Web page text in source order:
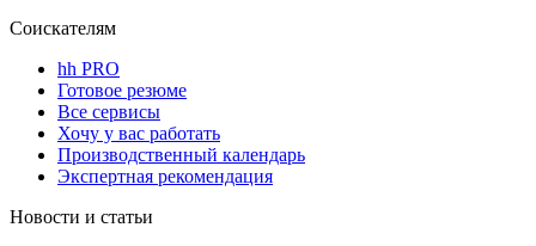
Соискателям
hh PRO
Готовое резюме
Все сервисы
Хочу у вас работать
Производственный календарь
Экспертная рекомендация
Новости и статьи